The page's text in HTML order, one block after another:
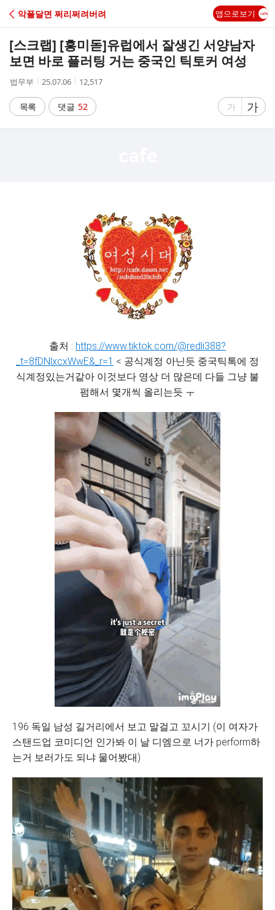
C
A
악플달면 쩌리쩌려버려 앱으로보기
[스크랩] [흥미돋]유럽에서 잘생긴 서양남자
보면 바로 플러팅 거는 중국인 틱토커 여성
작
자
법무부
작
시
간
25.07.06
조
수
12,517
목록 댓글 52
글
가
글
자
가
출처 : https://www.tiktok.com/@redli388?
_t=8fDNlxcxWwE&_r=1 < 공식계정 아닌듯 중국틱톡에 정
식계정있는거같아 이것보다 영상 더 많은데 다들 그냥 불
펌해서 몇개씩 올리는듯 ㅜ
196 독일 남성 길거리에서 보고 말걸고 꼬시기 (이 여자가
스탠드업 코미디언 인가봐 이 날 디엠으로 너가 perform하
는거 보러가도 되냐 물어봤대)